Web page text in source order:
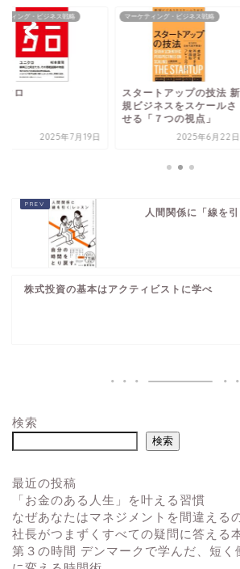
ティング・ビジネス戦略
クロ
2025年7月19日
マーケティング・ビジネス戦略
スタートアップの技法 新
規ビジネスをスケールさ
せる「７つの視点」
2025年6月22日
人間関係に「線を
株式投資の基本はアクティビストに学べ
検索
検索
最近の投稿
「お金のある人生」を叶える習慣
なぜあなたはマネジメントを間違える
社長がつまずくすべての疑問に答える
第３の時間 デンマークで学んだ、短く